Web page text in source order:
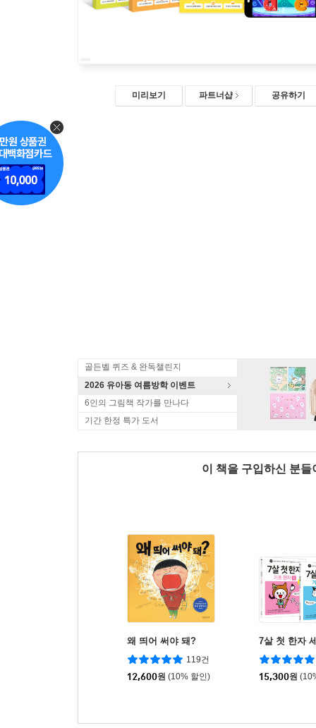
미리보기 파트너샵 공유하기
골든벨 퀴즈 & 완독챌린지
2026 유아동 여름방학 이벤트
6인의 그림책 작가를 만나다
기간 한정 특가 도서
이 책을 구입하신 분
왜 띄어 써야 돼?
119건
12,600원 (10% 할인)
7살 첫 한자
15,300원